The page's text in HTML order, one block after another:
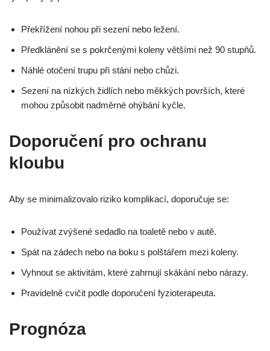
Překřížení nohou při sezení nebo ležení.
Předklánění se s pokrčenými koleny většími než 90 stupňů.
Náhlé otočení trupu při stání nebo chůzi.
Sezení na nízkých židlích nebo měkkých površích, které
mohou způsobit nadměrné ohýbání kyčle.
Doporučení pro ochranu
kloubu
Aby se minimalizovalo riziko komplikací, doporučuje se:
Používat zvýšené sedadlo na toaletě nebo v autě.
Spát na zádech nebo na boku s polštářem mezi koleny.
Vyhnout se aktivitám, které zahrnují skákání nebo nárazy.
Pravidelně cvičit podle doporučení fyzioterapeuta.
Prognóza